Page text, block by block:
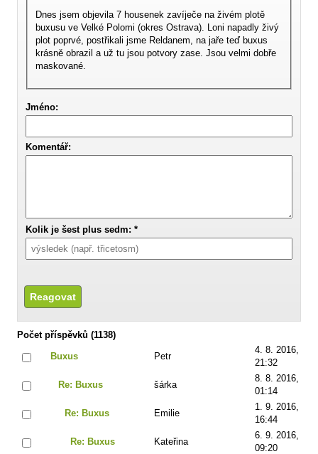
Dnes jsem objevila 7 housenek zavíječe na živém plotě
buxusu ve Velké Polomi (okres Ostrava). Loni napadly živý
plot poprvé, postřikali jsme Reldanem, na jaře teď buxus
krásně obrazil a už tu jsou potvory zase. Jsou velmi dobře
maskované.
Jméno:
Komentář:
Kolik je šest plus sedm: *
Počet příspěvků (1138)
Buxus
Petr
4. 8. 2016,
21:32
Re: Buxus šárka
8. 8. 2016,
01:14
Re: Buxus Emilie
1. 9. 2016,
16:44
Re: Buxus Kateřina
6. 9. 2016,
09:20